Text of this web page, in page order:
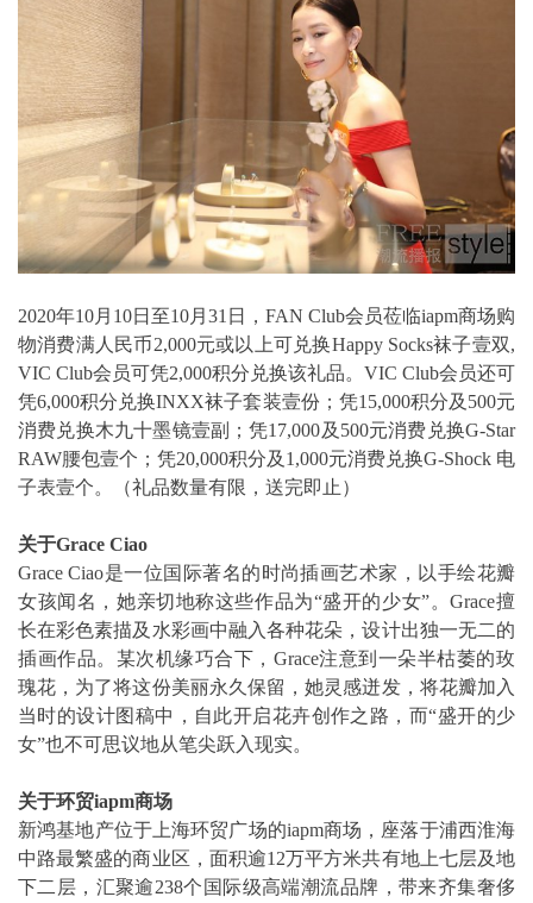
2020年10月10日至10月31日，FAN Club会员莅临iapm商场购
物消费满人民币2,000元或以上可兑换Happy Socks袜子壹双,
VIC Club会员可凭2,000积分兑换该礼品。VIC Club会员还可
凭6,000积分兑换INXX袜子套装壹份；凭15,000积分及500元
消费兑换木九十墨镜壹副；凭17,000及500元消费兑换G-Star
RAW腰包壹个；凭20,000积分及1,000元消费兑换G-Shock 电
子表壹个。（礼品数量有限，送完即止）
关于Grace Ciao
Grace Ciao是一位国际著名的时尚插画艺术家，以手绘花瓣
女孩闻名，她亲切地称这些作品为“盛开的少女”。Grace擅
长在彩色素描及水彩画中融入各种花朵，设计出独一无二的
插画作品。某次机缘巧合下，Grace注意到一朵半枯萎的玫
瑰花，为了将这份美丽永久保留，她灵感迸发，将花瓣加入
当时的设计图稿中，自此开启花卉创作之路，而“盛开的少
女”也不可思议地从笔尖跃入现实。
关于环贸iapm商场
新鸿基地产位于上海环贸广场的iapm商场，座落于浦西淮海
中路最繁盛的商业区，面积逾12万平方米共有地上七层及地
下二层，汇聚逾238个国际级高端潮流品牌，带来齐集奢侈